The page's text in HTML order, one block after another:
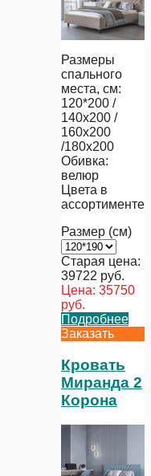
Размеры
спального
места, см:
120*200 /
140х200 /
160х200
/180х200
Обивка:
велюр
Цвета в
ассортименте
Размер (см)
Старая цена:
39722 руб.
Цена: 35750
руб.
Подробнее
Заказать
Кровать
Миранда 2
Корона